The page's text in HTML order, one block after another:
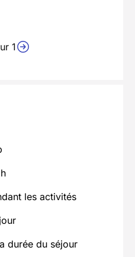
1
les activités
durée du séjour